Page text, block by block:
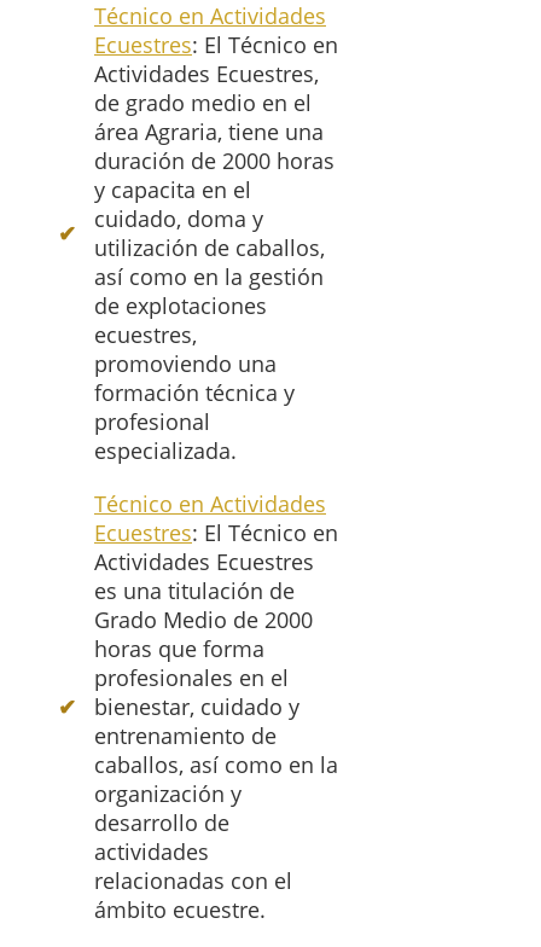
Técnico en Actividades
Ecuestres: El Técnico en
Actividades Ecuestres,
de grado medio en el
área Agraria, tiene una
duración de 2000 horas
y capacita en el
cuidado, doma y
utilización de caballos,
así como en la gestión
de explotaciones
ecuestres,
promoviendo una
formación técnica y
profesional
especializada.
Técnico en Actividades
Ecuestres: El Técnico en
Actividades Ecuestres
es una titulación de
Grado Medio de 2000
horas que forma
profesionales en el
bienestar, cuidado y
entrenamiento de
caballos, así como en la
organización y
desarrollo de
actividades
relacionadas con el
ámbito ecuestre.